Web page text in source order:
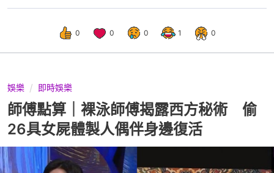
0 0 0 1 0
娛樂 即時娛樂
師傅點算｜裸泳師傅揭露西方秘術 偷
26具女屍體製人偶伴身邊復活